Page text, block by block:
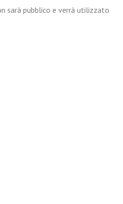
sarà pubblico e verrà utilizzato